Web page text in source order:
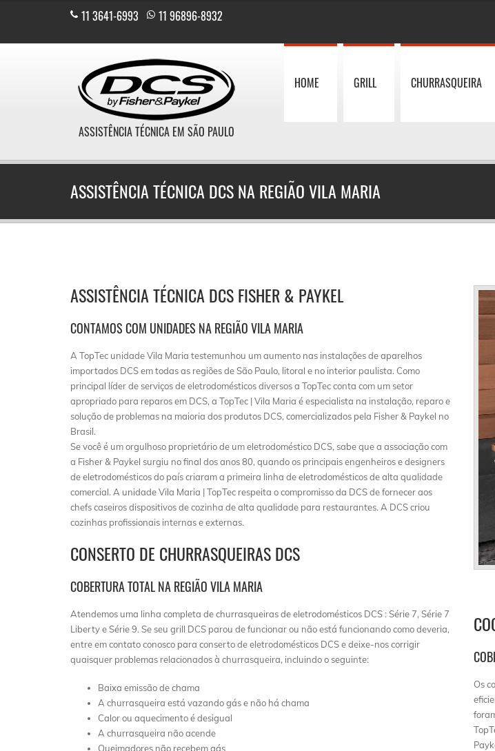
11 3641-6993 11 96896-8932
ASSISTÊNCIA TÉCNICA EM SÃO PAULO
HOME GRILL CHURRASQUEIRA
ASSISTÊNCIA TÉCNICA DCS NA REGIÃO VILA MARIA
ASSISTÊNCIA TÉCNICA DCS FISHER & PAYKEL
CONTAMOS COM UNIDADES NA REGIÃO VILA MARIA
A TopTec unidade Vila Maria testemunhou um aumento nas instalações de aparelhos
importados DCS em todas as regiões de São Paulo, litoral e no interior paulista. Como
principal líder de serviços de eletrodomésticos diversos a TopTec conta com um setor
apropriado para reparos em DCS, a TopTec | Vila Maria é especialista na instalação, reparo e
solução de problemas na maioria dos produtos DCS, comercializados pela Fisher & Paykel no
Brasil.
Se você é um orgulhoso proprietário de um eletrodoméstico DCS, sabe que a associação com
a Fisher & Paykel surgiu no final dos anos 80, quando os principais engenheiros e designers
de eletrodomésticos do país criaram a primeira linha de eletrodomésticos de alta qualidade
comercial. A unidade Vila Maria | TopTec respeita o compromisso da DCS de fornecer aos
chefs caseiros dispositivos de cozinha de alta qualidade para restaurantes. A DCS criou
cozinhas profissionais internas e externas.
CONSERTO DE CHURRASQUEIRAS DCS
COBERTURA TOTAL NA REGIÃO VILA MARIA
Atendemos uma linha completa de churrasqueiras de eletrodomésticos DCS : Série 7, Série 7
Liberty e Série 9. Se seu grill DCS parou de funcionar ou não está funcionando como deveria,
entre em contato conosco para conserto de eletrodomésticos DCS e deixe-nos corrigir
quaisquer problemas relacionados à churrasqueira, incluindo o seguinte:
Baixa emissão de chama
A churrasqueira está vazando gás e não há chama
Calor ou aquecimento é desigual
A churrasqueira não acende
Queimadores não recebem gás
Os